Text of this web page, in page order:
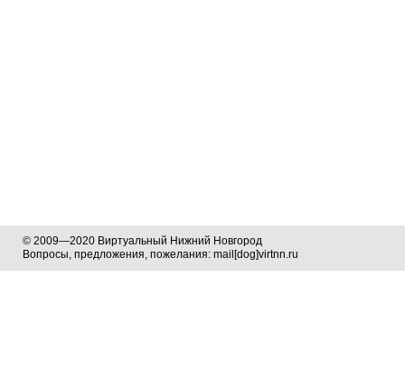
© 2009—2020 Виртуальный Нижний Новгород
Вопросы, предложения, пожелания: mail[dog]virtnn.ru